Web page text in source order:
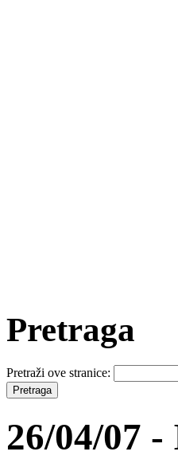
Pretraga
Pretraži ove stranice:
26/04/07